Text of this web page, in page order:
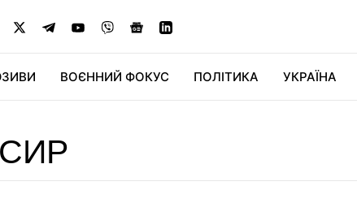
ВОЄННИЙ ФОКУС ПОЛІТИКА УКРАЇНА